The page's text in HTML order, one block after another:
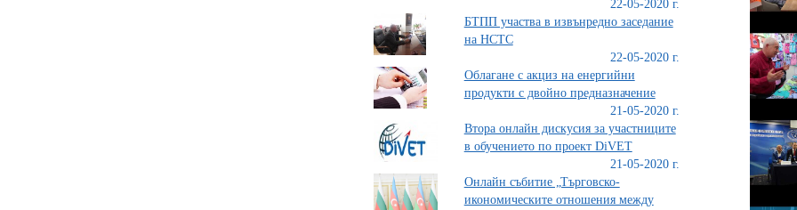
22-05-2020 г.
БТПП участва в извънредно заседание
на НСТС
22-05-2020 г.
Облагане с акциз на енергийни
продукти с двойно предназначение
21-05-2020 г.
Втора онлайн дискусия за участниците
в обучението по проект DiVET
21-05-2020 г.
Онлайн събитие „Търговско-
икономическите отношения между